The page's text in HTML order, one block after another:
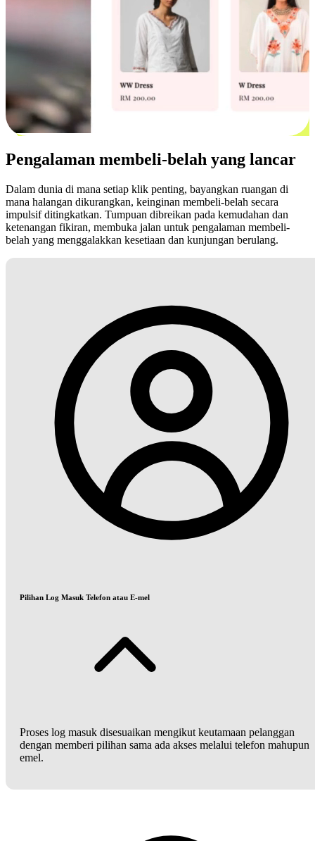
Pengalaman membeli-belah yang lancar
Dalam dunia di mana setiap klik penting, bayangkan ruangan di
mana halangan dikurangkan, keinginan membeli-belah secara
impulsif ditingkatkan. Tumpuan dibreikan pada kemudahan dan
ketenangan fikiran, membuka jalan untuk pengalaman membeli-
belah yang menggalakkan kesetiaan dan kunjungan berulang.
Pilihan Log Masuk Telefon atau E-mel
Proses log masuk disesuaikan mengikut keutamaan pelanggan
dengan memberi pilihan sama ada akses melalui telefon mahupun
emel.